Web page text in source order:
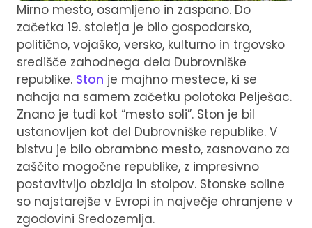
Mirno mesto, osamljeno in zaspano. Do
začetka 19. stoletja je bilo gospodarsko,
politično, vojaško, versko, kulturno in trgovsko
središče zahodnega dela Dubrovniške
republike. Ston je majhno mestece, ki se
nahaja na samem začetku polotoka Pelješac.
Znano je tudi kot “mesto soli”. Ston je bil
ustanovljen kot del Dubrovniške republike. V
bistvu je bilo obrambno mesto, zasnovano za
zaščito mogočne republike, z impresivno
postavitvijo obzidja in stolpov. Stonske soline
so najstarejše v Evropi in največje ohranjene v
zgodovini Sredozemlja.